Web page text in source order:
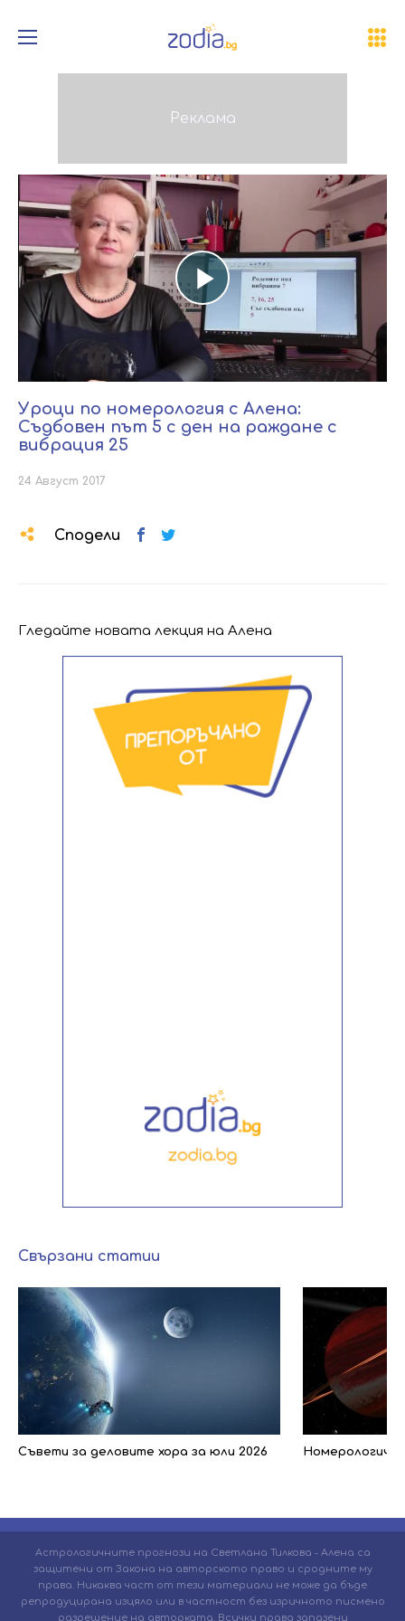
Play
Video
Уроци по номерология с Алена:
Съдбовен път 5 с ден на раждане с
вибрация 25
24 Август 2017
Сподели
Гледайте новата лекция на Алена
Свързани статии
Съвети за деловите хора за юли 2026
Астрологичните прогнози на Светлана Тилкова - Алена са
защитени от Закона на авторското право и сродните му
права. Никаква част от тези материали не може да бъде
репродуцирана изцяло или в частност без изричното писмено
разрешение на авторката. Всички права запазени